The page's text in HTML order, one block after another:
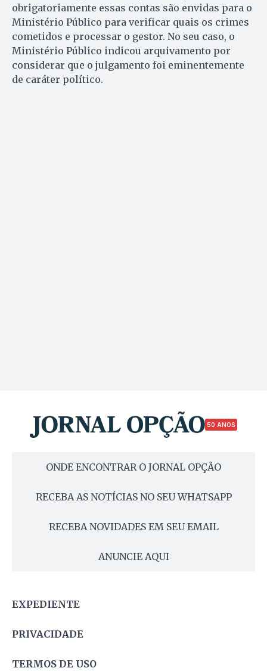
obrigatoriamente essas contas são envidas para o
Ministério Público para verificar quais os crimes
cometidos e processar o gestor. No seu caso, o
Ministério Público indicou arquivamento por
considerar que o julgamento foi eminentemente
de caráter político.
50 ANOS
ONDE ENCONTRAR O JORNAL OPÇÃO
RECEBA AS NOTÍCIAS NO SEU WHATSAPP
RECEBA NOVIDADES EM SEU EMAIL
ANUNCIE AQUI
EXPEDIENTE
PRIVACIDADE
TERMOS DE USO